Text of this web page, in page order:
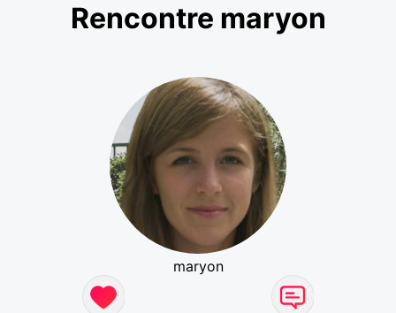
Rencontre maryon
maryon